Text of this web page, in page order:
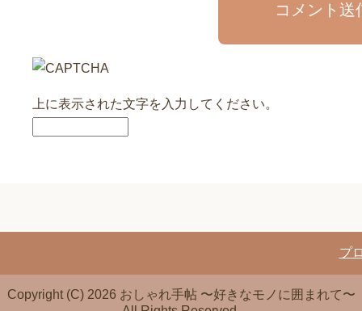
コメント送
上に表示された文字を入力してください。
プ
Copyright (C) 2026 おしゃれ手帖 〜好きなモノに囲まれて〜